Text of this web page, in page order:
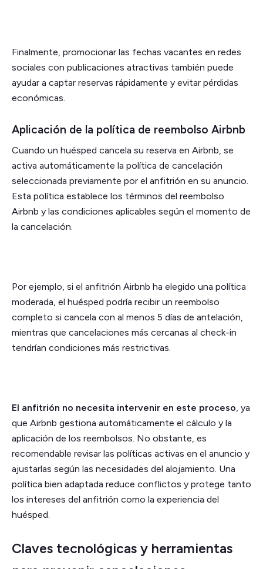
Finalmente, promocionar las fechas vacantes en redes
sociales con publicaciones atractivas también puede
ayudar a captar reservas rápidamente y evitar pérdidas
económicas.
Aplicación de la política de reembolso Airbnb
Cuando un huésped cancela su reserva en Airbnb, se
activa automáticamente la política de cancelación
seleccionada previamente por el anfitrión en su anuncio.
Esta política establece los términos del reembolso
Airbnb y las condiciones aplicables según el momento de
la cancelación.
Por ejemplo, si el anfitrión Airbnb ha elegido una política
moderada, el huésped podría recibir un reembolso
completo si cancela con al menos 5 días de antelación,
mientras que cancelaciones más cercanas al check-in
tendrían condiciones más restrictivas.
El anfitrión no necesita intervenir en este proceso, ya
que Airbnb gestiona automáticamente el cálculo y la
aplicación de los reembolsos. No obstante, es
recomendable revisar las políticas activas en el anuncio y
ajustarlas según las necesidades del alojamiento. Una
política bien adaptada reduce conflictos y protege tanto
los intereses del anfitrión como la experiencia del
huésped.
Claves tecnológicas y herramientas